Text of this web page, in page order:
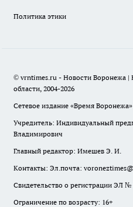
Политика этики
© vrntimes.ru - Новости Воронежа |
области, 2004-2026
Сетевое издание «Время Воронежа»
Учредитель: Индивидуальный
Владимирович
Главный редактор: Имешев Э. И.
Контакты: Эл.почта:
Свидетельство о регистрации ЭЛ №
Ограничение по возрасту: 16+